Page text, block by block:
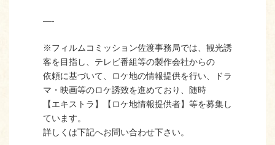
—-
※フィルムコミッション佐渡事務局では、観光誘
客を目指し、テレビ番組等の製作会社からの
依頼に基づいて、ロケ地の情報提供を行い、ドラ
マ・映画等のロケ誘致を進めており、随時
【エキストラ】【ロケ地情報提供者】等を募集し
ています。
詳しくは下記へお問い合わせ下さい。